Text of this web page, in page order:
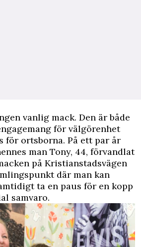
vanlig mack. Den är både
för välgörenhet
för ortsborna. På ett par år
man Tony, 44, förvandlat
på Kristianstadsvägen
där man kan
ta en paus för en kopp
samvaro.